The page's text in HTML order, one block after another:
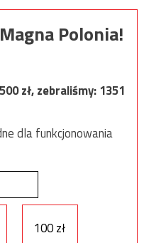
Polonia!
zł, zebraliśmy:1351
dla funkcjonowania
100 zł